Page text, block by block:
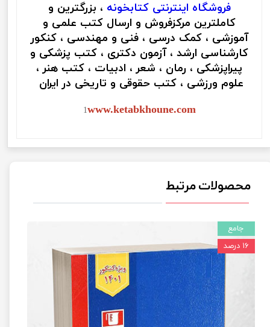
فروشگاه اینترنتی کتابخونه ، بزرگترین و
کاملترین مرکزفروش و ارسال کتب علمی و
آموزشی ، کمک درسی ، فنی و مهندسی ، کنکور
کارشناسی ارشد ، آزمون دکتری ، کتب پزشکی و
پیراپزشکی ، رمان ، شعر ، ادبیات ، کتب هنر ،
علوم ورزشی ، کتب حقوقی و تاریخی در ایران
1www.ketabkhoune.com
محصولات مرتبط
جامع
۱۶ درصد